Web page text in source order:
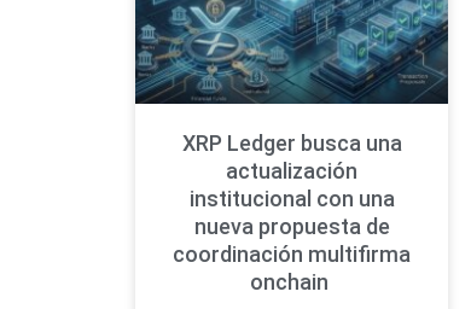
XRP Ledger busca una
actualización
institucional con una
nueva propuesta de
coordinación multifirma
onchain